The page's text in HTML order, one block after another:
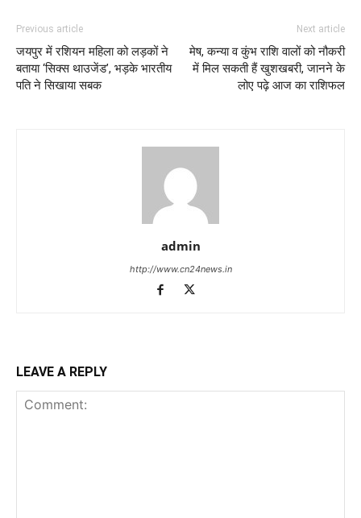
Previous article
जयपुर में रशियन महिला को लड़कों ने
बताया ‘सिक्स थाउजेंड’, भड़के भारतीय
पति ने सिखाया सबक
Next article
मेष, कन्या व कुंभ राशि वालों को नौकरी
में मिल सकती हैं खुशखबरी, जानने के
लोए पढ़े आज का राशिफल
admin
http://www.cn24news.in
LEAVE A REPLY